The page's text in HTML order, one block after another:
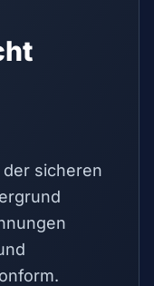
sicheren